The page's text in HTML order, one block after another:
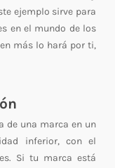
ejemplo sirve para
en el mundo de los
más lo hará por ti,
de una marca en un
inferior, con el
Si tu marca está